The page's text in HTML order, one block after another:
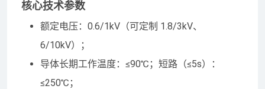
核心技术参数
额定电压：0.6/1kV（可定制 1.8/3kV、
6/10kV）；
导体长期工作温度：≤90℃；短路（≤5s）：
≤250℃；